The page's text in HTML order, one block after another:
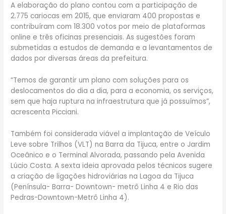
A elaboração do plano contou com a participação de
2.775 cariocas em 2015, que enviaram 400 propostas e
contribuíram com 18.300 votos por meio de plataformas
online e três oficinas presenciais. As sugestões foram
submetidas a estudos de demanda e a levantamentos de
dados por diversas áreas da prefeitura.
“Temos de garantir um plano com soluções para os
deslocamentos do dia a dia, para a economia, os serviços,
sem que haja ruptura na infraestrutura que já possuímos”,
acrescenta Picciani.
Também foi considerada viável a implantação de Veículo
Leve sobre Trilhos (VLT) na Barra da Tijuca, entre o Jardim
Oceânico e o Terminal Alvorada, passando pela Avenida
Lúcio Costa. A sexta ideia aprovada pelos técnicos sugere
a criação de ligações hidroviárias na Lagoa da Tijuca
(Península- Barra- Downtown- metrô Linha 4 e Rio das
Pedras-Downtown-Metrô Linha 4).